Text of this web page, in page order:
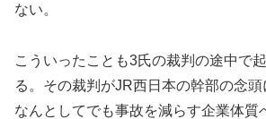
ない。
こういったことも3氏の裁判の途中で
る。その裁判がJR西日本の幹部の念頭
なんとしてでも事故を減らす企業体質